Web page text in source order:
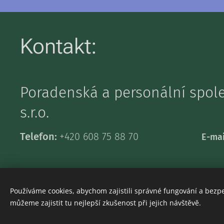
Kontakt:
Poradenská a personální
s.r.o.
Telefon: +420 608 75 88 70 E-
Používáme cookies, abychom zajistili správné fungování a
můžeme zajistit tu nejlepší zkušenost při jejich návštěvě.